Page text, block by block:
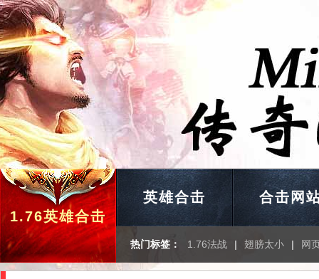
1.76英雄合击
英雄合击 合击网
热门标签： 1.76法战 | 翅膀太小 | 网